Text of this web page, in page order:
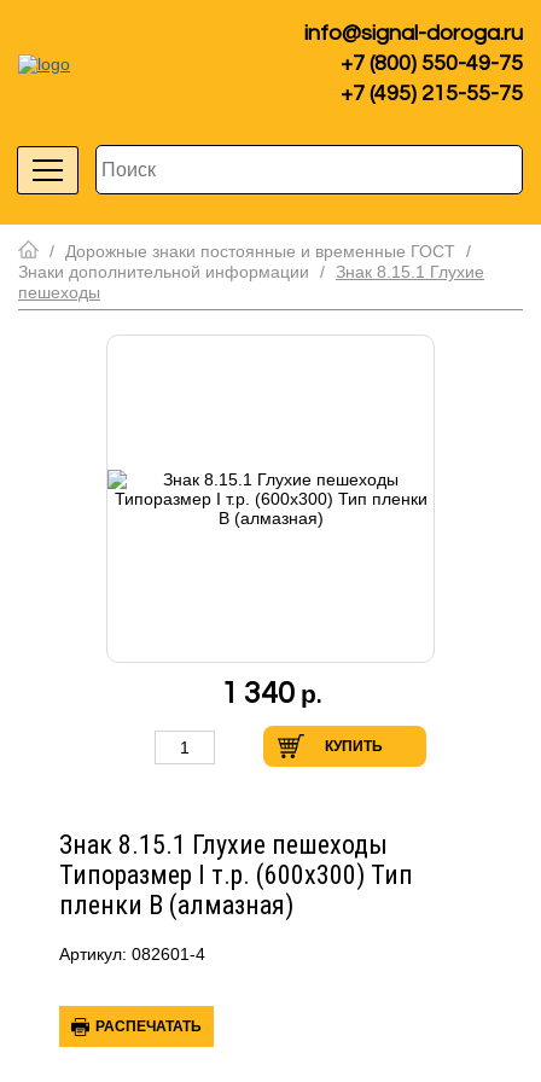
info@signal-doroga.ru
+7 (800) 550-49-75
+7 (495) 215-55-75
/ Дорожные знаки постоянные и временные ГОСТ /
Знаки дополнительной информации
/ Знак 8.15.1 Глухие
пешеходы
Знак 8.15.1 Глухие пешеходы
Типоразмер I т.р. (600х300) Тип
пленки В (алмазная)
Артикул: 082601-4
РАСПЕЧАТАТЬ
1 340 р.
КУПИТЬ